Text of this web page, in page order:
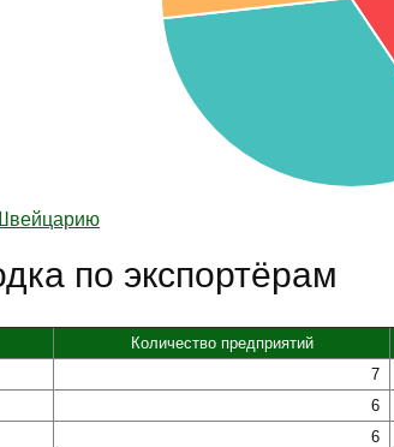
по экспортёрам
Количество предприятий
7
6
6